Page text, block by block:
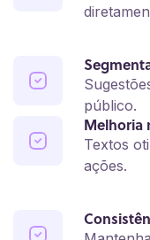
público.
Melhoria
Textos
ações.